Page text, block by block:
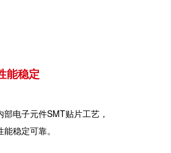
能稳定
部电子元件SMT贴片工艺，
能稳定可靠。